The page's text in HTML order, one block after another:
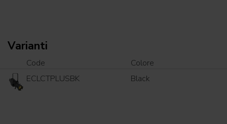
Varianti
Code
Colore
ECLCTPLUSBK
Black